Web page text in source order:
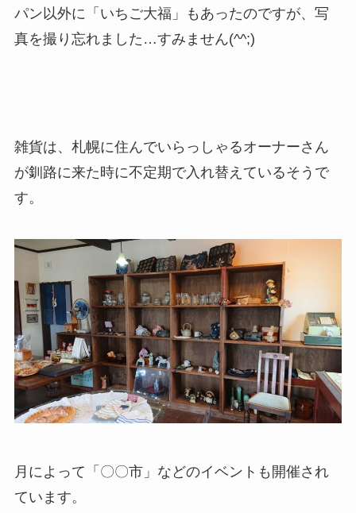
パン以外に「いちご大福」もあったのですが、写
真を撮り忘れました…すみません(^^;)
雑貨は、札幌に住んでいらっしゃるオーナーさん
が釧路に来た時に不定期で入れ替えているそうで
す。
月によって「〇〇市」などのイベントも開催され
ています。